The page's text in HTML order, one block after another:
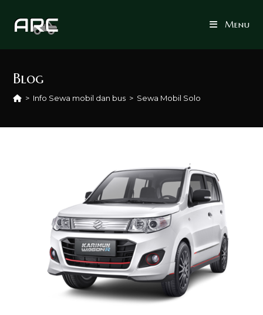
Menu
Blog
> Info Sewa mobil dan bus > Sewa Mobil Solo